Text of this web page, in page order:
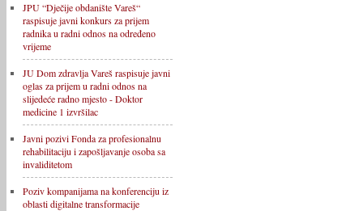
JPU “Dječije obdanište Vareš“
raspisuje javni konkurs za prijem
radnika u radni odnos na određeno
vrijeme
JU Dom zdravlja Vareš raspisuje javni
oglas za prijem u radni odnos na
slijedeće radno mjesto - Doktor
medicine 1 izvršilac
Javni pozivi Fonda za profesionalnu
rehabilitaciju i zapošljavanje osoba sa
invaliditetom
Poziv kompanijama na konferenciju iz
oblasti digitalne transformacije